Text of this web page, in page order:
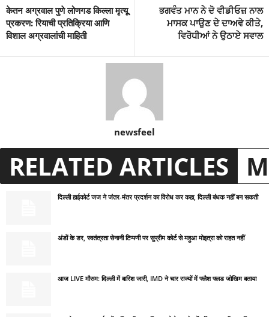
केतन अग्रवाल पुणे लोणगड किल्ला मृत्यू
प्रकरण: रियाची प्रतिक्रिया आणि
विशाल अग्रवालांची माहिती
ਭਗਵੰਤ ਮਾਨ ਨੇ ਦੋ ਵੀਡੀਓਜ਼ ਨਾਲ
ਮਾਸਕ ਪਾਉਣ ਦੇ ਦਾਅਵੇ ਕੀਤੇ,
ਵਿਰੋਧੀਆਂ ਨੇ ਉਠਾਏ ਸਵਾਲ
newsfeel
RELATED ARTICLES
दिल्ली हाईकोर्ट जज ने जंतर-मंतर प्रदर्शन का विरोध कर कहा, दिल्ली बंधक नहीं बन सकती
अंडों के डर, स्वतंत्रता सेनानी टिप्पणी पर सुप्रीम कोर्ट से महुआ मोइत्रा को राहत नहीं
आज LIVE मौसम: दिल्ली में बारिश जारी, IMD ने चार राज्यों में फ्लैश फ्लड जोखिम बताया